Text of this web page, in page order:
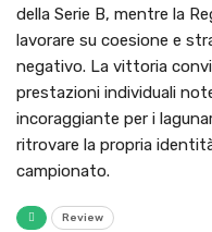
della Serie B, mentre la
lavorare su coesione e
negativo. La vittoria
prestazioni individuali
incoraggiante per i
ritrovare la propria
campionato.
Review